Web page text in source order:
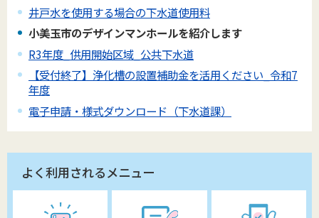
井戸水を使用する場合の下水道使用料
小美玉市のデザインマンホールを紹介します
R3年度_供用開始区域_公共下水道
【受付終了】浄化槽の設置補助金を活用ください_令和7
年度
電子申請・様式ダウンロード（下水道課）
よく利用されるメニュー